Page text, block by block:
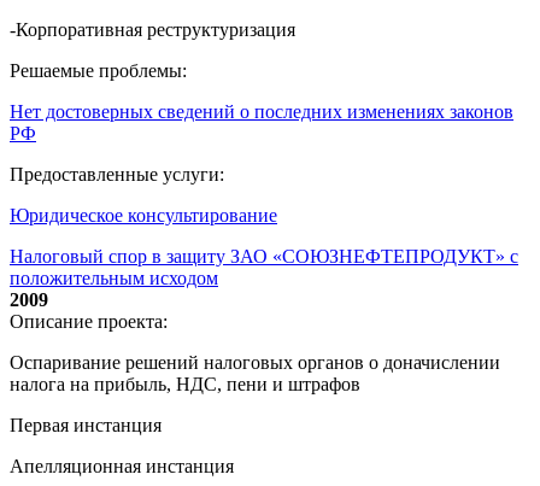
-Корпоративная реструктуризация
Решаемые проблемы:
Нет достоверных сведений о последних изменениях законов
РФ
Предоставленные услуги:
Юридическое консультирование
Налоговый спор в защиту ЗАО «СОЮЗНЕФТЕПРОДУКТ» с
положительным исходом
2009
Описание проекта:
Оспаривание решений налоговых органов о доначислении
налога на прибыль, НДС, пени и штрафов
Первая инстанция
Апелляционная инстанция